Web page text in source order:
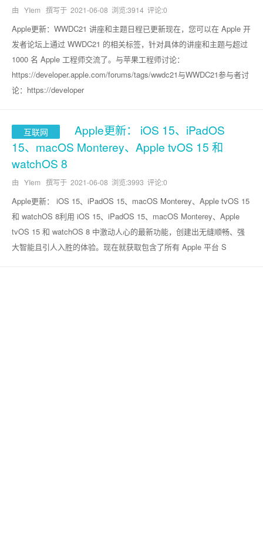
由 YIem 撰写于 2021-06-08 浏览:3914 评论:0
Apple更新：WWDC21 讲座和主题日程已更新现在，您可以在 Apple 开
发者论坛上通过 WWDC21 的相关标签，针对具体的讲座和主题与超过
1000 名 Apple 工程师交流了。与苹果工程师讨论：
https://developer.apple.com/forums/tags/wwdc21与WWDC21参与者讨
论：https://developer
互联网
Apple更新： iOS 15、iPadOS
15、macOS Monterey、Apple tvOS 15 和
watchOS 8
由 YIem 撰写于 2021-06-08 浏览:3993 评论:0
Apple更新： iOS 15、iPadOS 15、macOS Monterey、Apple tvOS 15
和 watchOS 8利用 iOS 15、iPadOS 15、macOS Monterey、Apple
tvOS 15 和 watchOS 8 中激动人心的最新功能，创建出无缝顺畅、强
大智能且引人入胜的体验。现在就获取包含了所有 Apple 平台 S